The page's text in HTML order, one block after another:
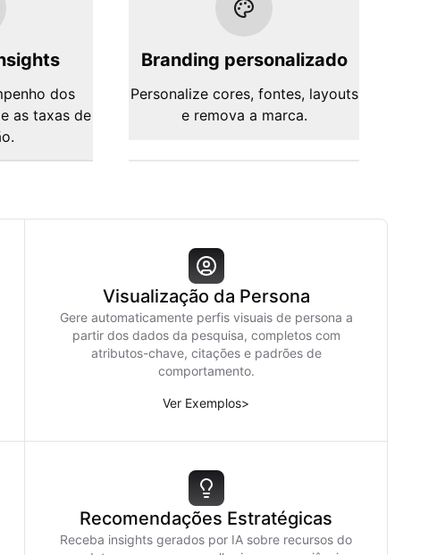
dos
as taxas de
Branding personalizado
Personalize cores, fontes, layouts
e remova a marca.
Visualização da Persona
Gere automaticamente perfis visuais de persona a
partir dos dados da pesquisa, completos com
atributos-chave, citações e padrões de
comportamento.
Ver Exemplos>
Recomendações Estratégicas
Receba insights gerados por IA sobre recursos do